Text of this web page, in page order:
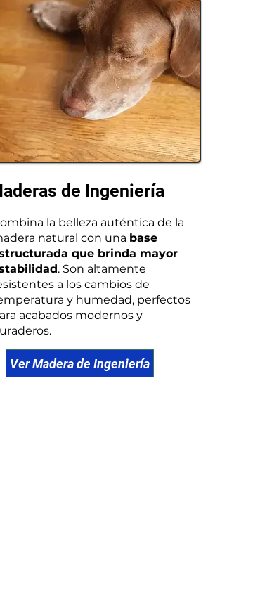
de Ingeniería
la belleza auténtica de la
natural con una base
que brinda mayor
. Son altamente
a los cambios de
y humedad, perfectos
acabados modernos y
Ver Madera de Ingeniería